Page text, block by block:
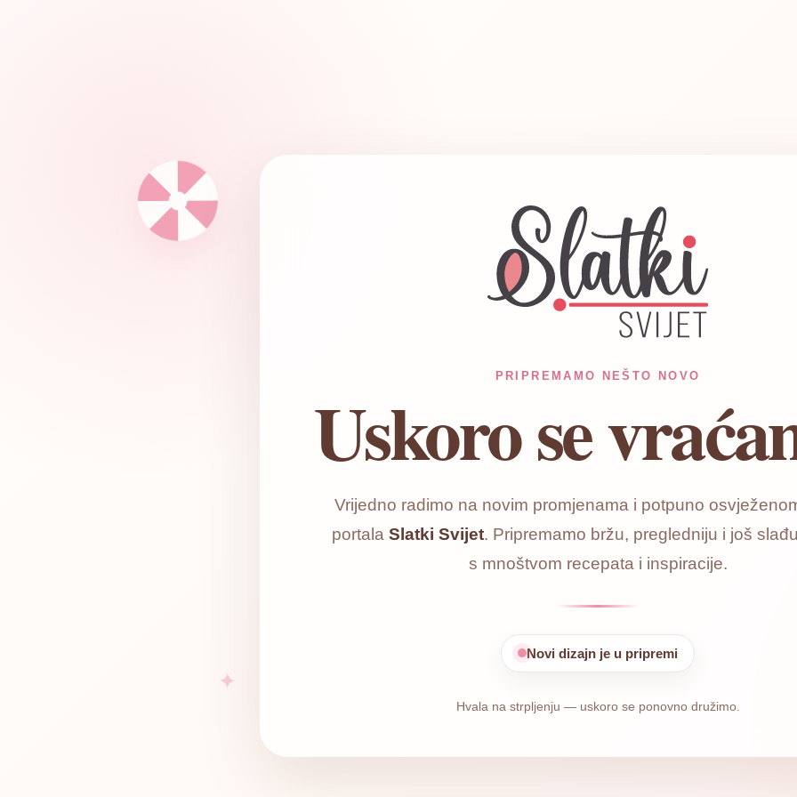
✦
PRIPREMAMO NEŠTO NOVO
Uskoro se
Vrijedno radimo na novim promjenama i potpuno
portala Slatki Svijet. Pripremamo bržu, pregledniju i još
s mnoštvom recepata i inspiracije.
Novi dizajn je u pripremi
Hvala na strpljenju — uskoro se ponovno družimo.